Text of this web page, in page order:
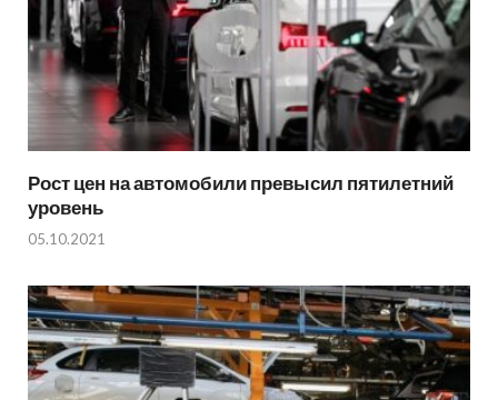
Рост цен на автомобили превысил пятилетний
уровень
05.10.2021